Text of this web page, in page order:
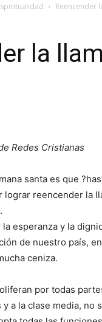
Reencender
la
Redes Cristianas
santa es que
lograr reencender la
esperanza y la
de nuestro país,
ceniza.
por todas
a la clase media,